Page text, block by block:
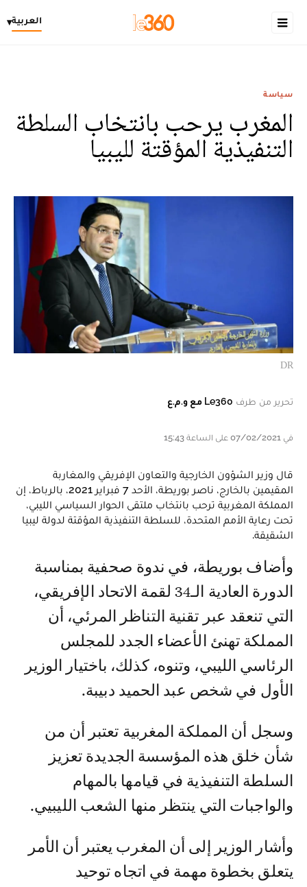
العربية▾
سياسة
المغرب يرحب بانتخاب السلطة
التنفيذية المؤقتة لليبيا
DR
تحرير من طرف Le360 مع و.م.ع
في 07/02/2021 على الساعة 15:43
قال وزير الشؤون الخارجية والتعاون الإفريقي والمغاربة
المقيمين بالخارج، ناصر بوريطة، الأحد 7 فبراير 2021، بالرباط، إن
المملكة المغربية ترحب بانتخاب ملتقى الحوار السياسي الليبي،
تحت رعاية الأمم المتحدة، للسلطة التنفيذية المؤقتة لدولة ليبيا
الشقيقة.
وأضاف بوريطة، في ندوة صحفية بمناسبة
الدورة العادية الـ34 لقمة الاتحاد الإفريقي،
التي تنعقد عبر تقنية التناظر المرئي، أن
المملكة تهنئ الأعضاء الجدد للمجلس
الرئاسي الليبي، وتنوه، كذلك، باختيار الوزير
الأول في شخص عبد الحميد دبيبة.
وسجل أن المملكة المغربية تعتبر أن من
شأن خلق هذه المؤسسة الجديدة تعزيز
السلطة التنفيذية في قيامها بالمهام
والواجبات التي ينتظر منها الشعب الليبيي.
وأشار الوزير إلى أن المغرب يعتبر أن الأمر
يتعلق بخطوة مهمة في اتجاه توحيد